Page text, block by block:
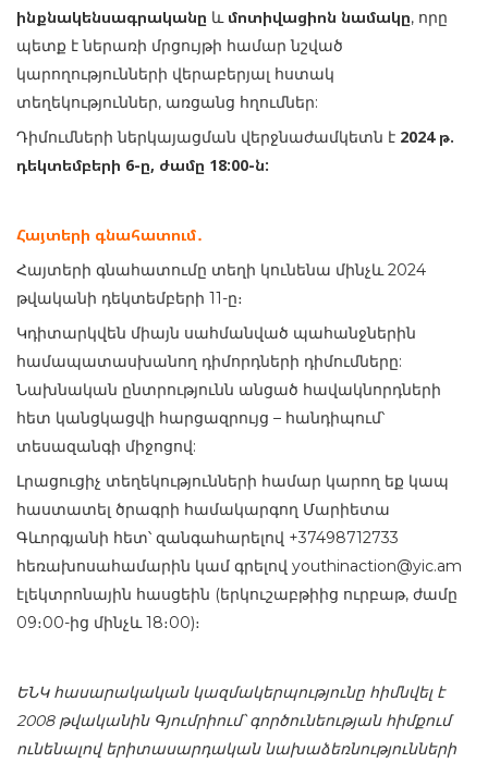
ինքնակենսագրականը և մոտիվացիոն նամակը, որը
պետք է ներառի մրցույթի համար նշված
կարողությունների վերաբերյալ հստակ
տեղեկություններ, առցանց հղումներ:
Դիմումների ներկայացման վերջնաժամկետն է 2024 թ.
դեկտեմբերի 6-ը, ժամը 18:00-ն:
Հայտերի գնահատում․
Հայտերի գնահատումը տեղի կունենա մինչև 2024
թվականի դեկտեմբերի 11-ը։
Կդիտարկվեն միայն սահմանված պահանջներին
համապատասխանող դիմորդների դիմումները:
Նախնական ընտրությունն անցած հավակնորդների
հետ կանցկացվի հարցազրույց – հանդիպում՝
տեսազանգի միջոցով:
Լրացուցիչ տեղեկությունների համար կարող եք կապ
հաստատել ծրագրի համակարգող Մարիետա
Գևորգյանի հետ՝ զանգահարելով +37498712733
հեռախոսահամարին կամ գրելով youthinaction@yic.am
էլեկտրոնային հասցեին (երկուշաբթիից ուրբաթ, ժամը
09։00-ից մինչև 18։00)։
ԵՆԿ հասարակական կազմակերպությունը հիմնվել է
2008 թվականին Գյումրիում՝ գործունեության հիմքում
ունենալով երիտասարդական նախաձեռնությունների